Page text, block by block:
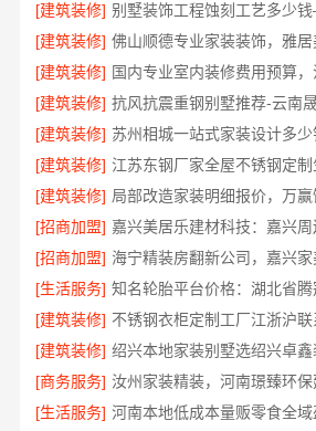
[建筑装修]
[建筑装修]
[建筑装修]
[建筑装修]
[建筑装修]
[建筑装修]
[建筑装修]
[招商加盟] 嘉兴美居乐建材科技：嘉兴
[招商加盟] 海宁精装房翻新公司，嘉兴
[生活服务]
[建筑装修]
[建筑装修] 绍兴本地家装别墅选绍兴卓
[商务服务]
[生活服务] 河南本地低成本量贩零食全域